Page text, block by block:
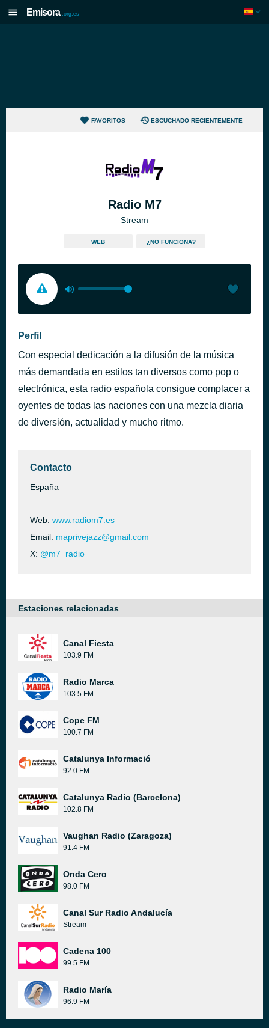
Emisora .org.es
FAVORITOS ESCUCHADO RECIENTEMENTE
Radio M7
Stream
WEB ¿NO FUNCIONA?
Perfil
Con especial dedicación a la difusión de la música
más demandada en estilos tan diversos como pop o
electrónica, esta radio española consigue complacer a
oyentes de todas las naciones con una mezcla diaria
de diversión, actualidad y mucho ritmo.
Contacto
España
Web: www.radiom7.es
Email: maprivejazz@gmail.com
X: @m7_radio
Estaciones relacionadas
Canal Fiesta
103.9 FM
Radio Marca
103.5 FM
Cope FM
100.7 FM
Catalunya Informació
92.0 FM
Catalunya Radio (Barcelona)
102.8 FM
Vaughan Radio (Zaragoza)
91.4 FM
Onda Cero
98.0 FM
Canal Sur Radio Andalucía
Stream
Cadena 100
99.5 FM
Radio María
96.9 FM